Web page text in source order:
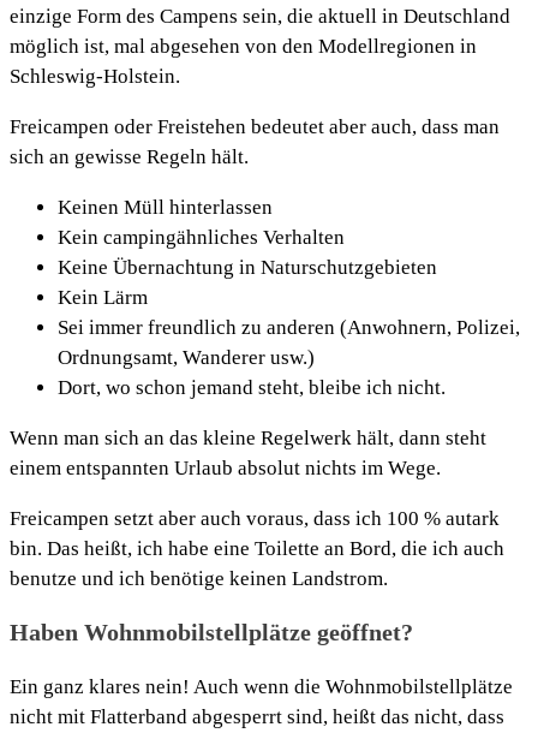
einzige Form des Campens sein, die aktuell in Deutschland
möglich ist, mal abgesehen von den Modellregionen in
Schleswig-Holstein.
Freicampen oder Freistehen bedeutet aber auch, dass man
sich an gewisse Regeln hält.
Keinen Müll hinterlassen
Kein campingähnliches Verhalten
Keine Übernachtung in Naturschutzgebieten
Kein Lärm
Sei immer freundlich zu anderen (Anwohnern, Polizei,
Ordnungsamt, Wanderer usw.)
Dort, wo schon jemand steht, bleibe ich nicht.
Wenn man sich an das kleine Regelwerk hält, dann steht
einem entspannten Urlaub absolut nichts im Wege.
Freicampen setzt aber auch voraus, dass ich 100 % autark
bin. Das heißt, ich habe eine Toilette an Bord, die ich auch
benutze und ich benötige keinen Landstrom.
Haben Wohnmobilstellplätze geöffnet?
Ein ganz klares nein! Auch wenn die Wohnmobilstellplätze
nicht mit Flatterband abgesperrt sind, heißt das nicht, dass